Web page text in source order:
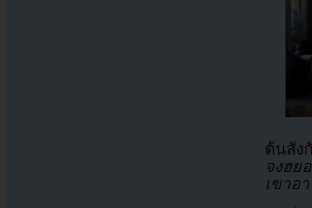
ต้นสัง
จงฮย
เขาอ